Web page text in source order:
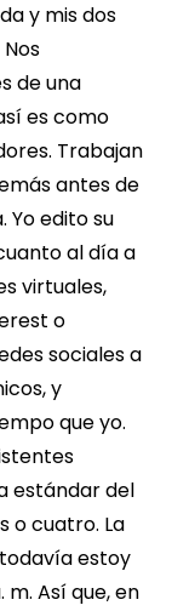
y mis dos
de una
es como
Trabajan
antes de
Yo edito su
al día a
virtuales,
o
sociales a
y
que yo.
estándar del
o cuatro. La
estoy
Así que, en